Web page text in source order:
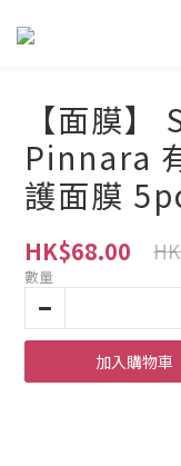
【面膜
Pinnara
護面膜
HK$68.00
數量
加入購物車